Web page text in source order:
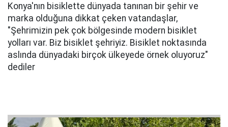
Konya'nın bisiklette dünyada tanınan bir şehir ve
marka olduğuna dikkat çeken vatandaşlar,
"Şehrimizin pek çok bölgesinde modern bisiklet
yolları var. Biz bisiklet şehriyiz. Bisiklet noktasında
aslında dünyadaki birçok ülkeyede örnek oluyoruz"
dediler